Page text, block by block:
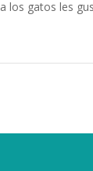
los gatos les